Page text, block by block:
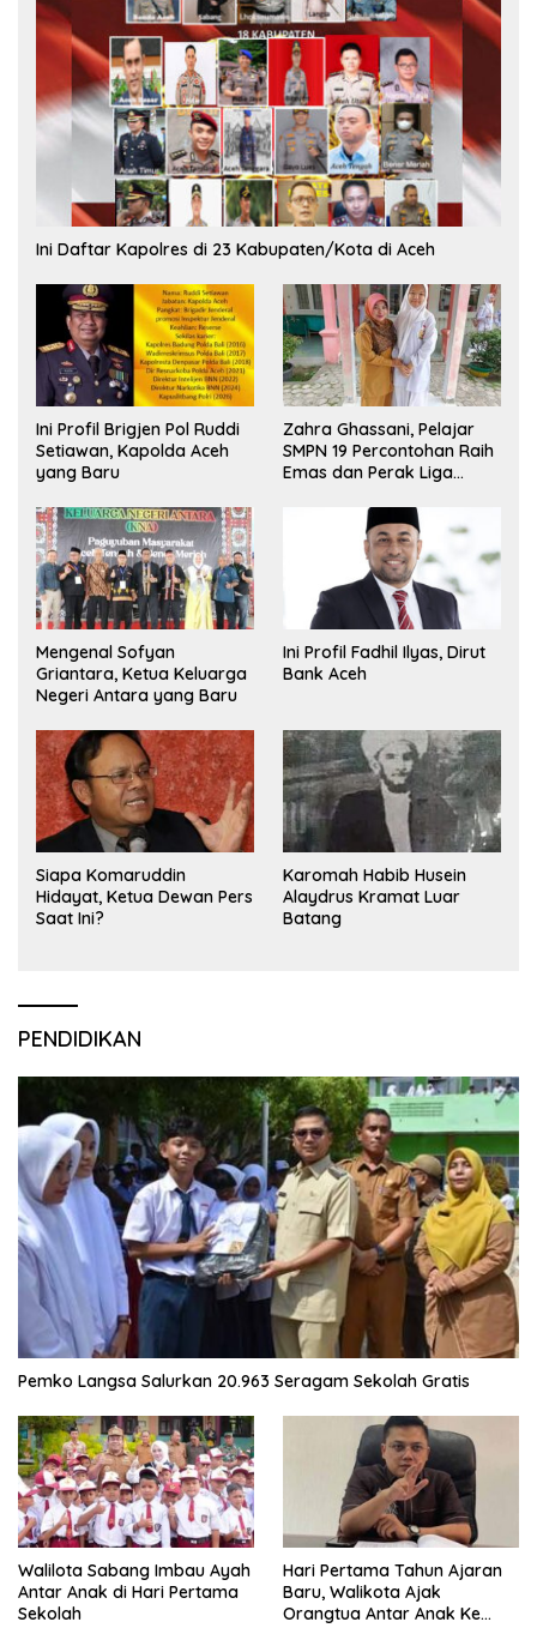
Ini Daftar Kapolres di 23 Kabupaten/Kota di Aceh
Ini Profil Brigjen Pol Ruddi
Setiawan, Kapolda Aceh
yang Baru
Zahra Ghassani, Pelajar
SMPN 19 Percontohan Raih
Emas dan Perak Liga
Mengenal Sofyan
Griantara, Ketua Keluarga
Negeri Antara yang Baru
Ini Profil Fadhil Ilyas, Dirut
Bank Aceh
Siapa Komaruddin
Hidayat, Ketua Dewan Pers
Saat Ini?
Karomah Habib Husein
Alaydrus Kramat Luar
Batang
PENDIDIKAN
Pemko Langsa Salurkan 20.963 Seragam Sekolah Gratis
Walilota Sabang Imbau Ayah
Antar Anak di Hari Pertama
Sekolah
Hari Pertama Tahun Ajaran
Baru, Walikota Ajak
Orangtua Antar Anak Ke